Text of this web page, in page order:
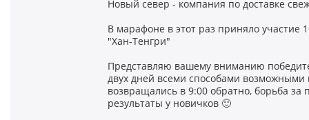
Новый север - компания по доставке
В марафоне в этот раз приняло участие
"Хан-Тенгри"
Представляю вашему вниманию
двух дней всеми способами возможными
возвращались в 9:00 обратно, борьба
результаты у новичков 🙂